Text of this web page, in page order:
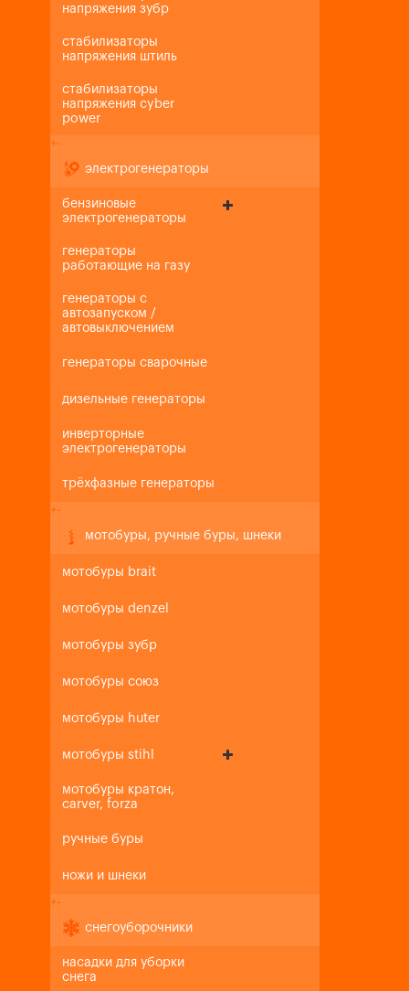
напряжения зубр
стабилизаторы
напряжения штиль
стабилизаторы
напряжения cyber
power
+-
электрогенераторы
бензиновые
электрогенераторы
генераторы
работающие на газу
генераторы с
автозапуском /
автовыключением
генераторы сварочные
дизельные генераторы
инверторные
электрогенераторы
трёхфазные генераторы
+-
мотобуры, ручные буры, шнеки
мотобуры brait
мотобуры denzel
мотобуры зубр
мотобуры союз
мотобуры huter
мотобуры stihl
мотобуры кратон,
carver, forza
ручные буры
ножи и шнеки
+-
снегоуборочники
насадки для уборки
снега